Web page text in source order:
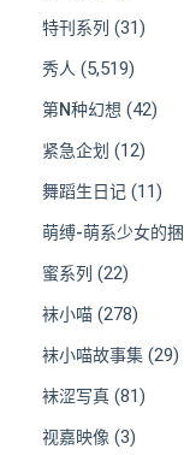
特刊系列 (31)
秀人 (5,519)
第N种幻想 (42)
紧急企划 (12)
舞蹈生日记 (11)
萌缚-萌系少女的
蜜系列 (22)
袜小喵 (278)
袜小喵故事集 (29)
袜涩写真 (81)
视嘉映像 (3)